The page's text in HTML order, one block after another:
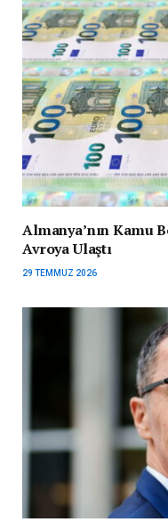
Almanya’nın Kamu
Avroya Ulaştı
29 TEMMUZ 2026